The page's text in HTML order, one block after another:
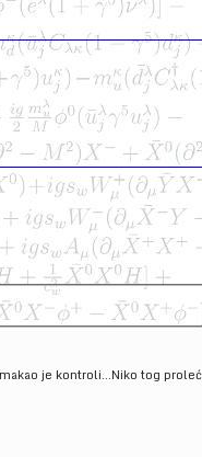
je kontroli...Niko tog